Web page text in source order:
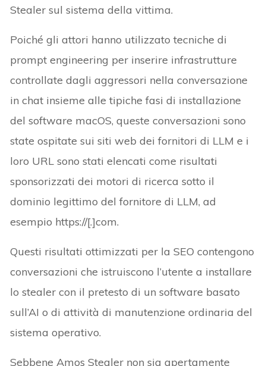
Stealer sul sistema della vittima.
Poiché gli attori hanno utilizzato tecniche di
prompt engineering per inserire infrastrutture
controllate dagli aggressori nella conversazione
in chat insieme alle tipiche fasi di installazione
del software macOS, queste conversazioni sono
state ospitate sui siti web dei fornitori di LLM e i
loro URL sono stati elencati come risultati
sponsorizzati dei motori di ricerca sotto il
dominio legittimo del fornitore di LLM, ad
esempio https://[.]com.
Questi risultati ottimizzati per la SEO contengono
conversazioni che istruiscono l’utente a installare
lo stealer con il pretesto di un software basato
sull’AI o di attività di manutenzione ordinaria del
sistema operativo.
Sebbene Amos Stealer non sia apertamente